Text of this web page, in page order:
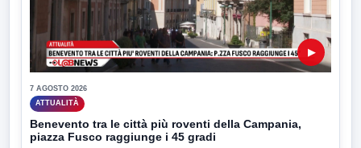
▶
7 AGOSTO 2026
ATTUALITÀ
Benevento tra le città più roventi della Campania,
piazza Fusco raggiunge i 45 gradi